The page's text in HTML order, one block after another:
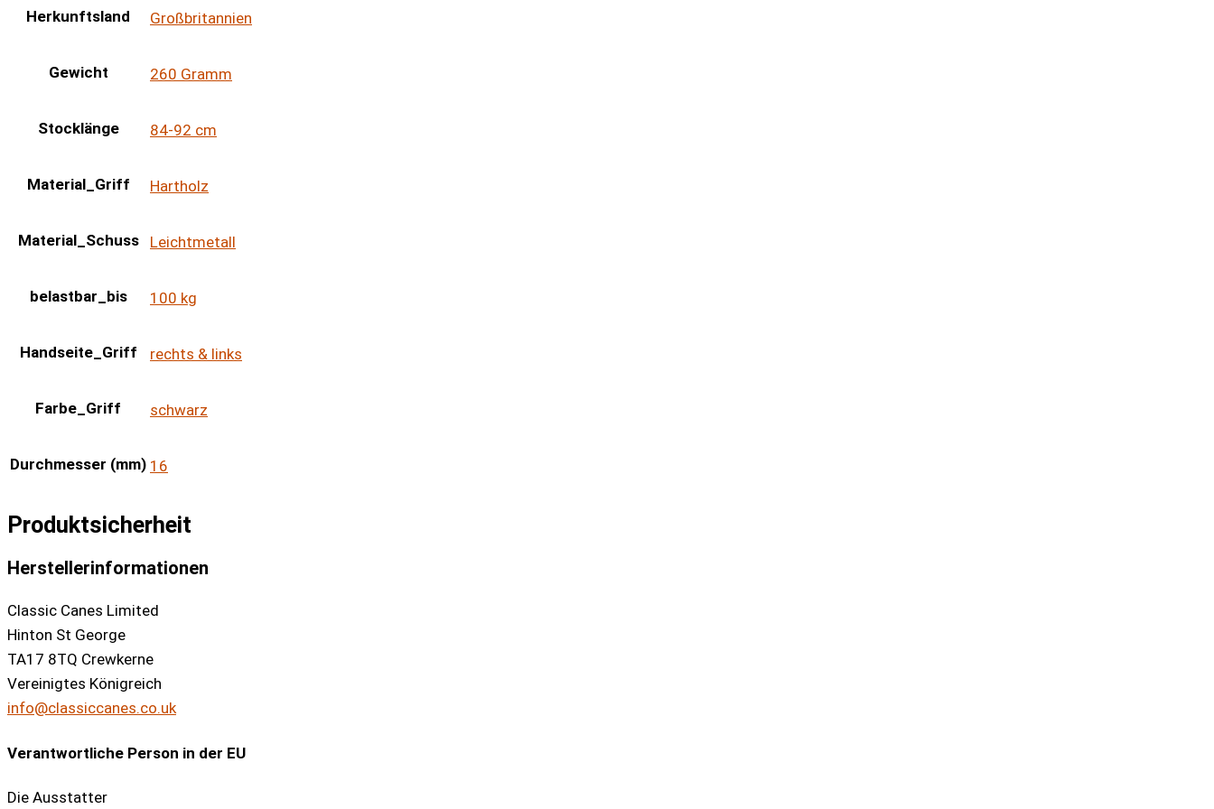
Herkunftsland Großbritannien
Gewicht 260 Gramm
Stocklänge 84-92 cm
Material_Griff Hartholz
Material_Schuss Leichtmetall
belastbar_bis 100 kg
Handseite_Griff rechts & links
Farbe_Griff schwarz
Durchmesser (mm) 16
Produktsicherheit
Herstellerinformationen
Classic Canes Limited
Hinton St George
TA17 8TQ Crewkerne
Vereinigtes Königreich
info@classiccanes.co.uk
Verantwortliche Person in der EU
Die Ausstatter